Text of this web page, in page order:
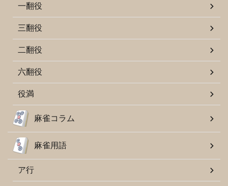
一翻役
三翻役
二翻役
六翻役
役満
麻雀コラム
麻雀用語
ア行